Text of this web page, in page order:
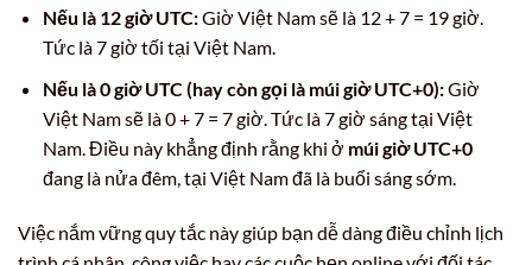
Nếu là 12 giờ UTC:Giờ Việt Nam sẽ là 12 + 7 = 19 giờ.
Tức là 7 giờ tối tại Việt Nam.
Nếu là 0 giờ UTC (hay còn gọi là múi giờ UTC+0):Giờ
Việt Nam sẽ là 0 + 7 = 7 giờ. Tức là 7 giờ sáng tại Việt
Nam. Điều này khẳng định rằng khi ở múi giờ UTC+0
đang là nửa đêm, tại Việt Nam đã là buổi sáng sớm.
Việc nắm vững quy tắc này giúp bạn dễ dàng điều chỉnh lịch